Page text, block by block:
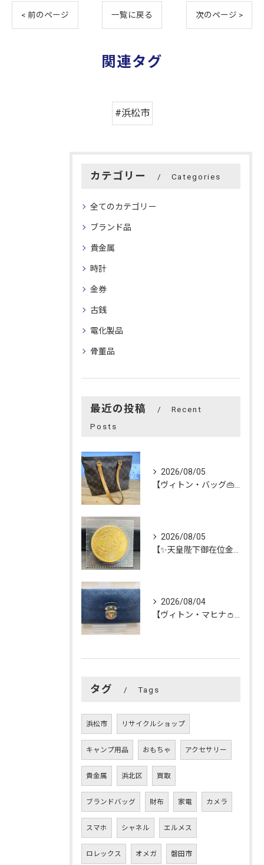
< 前のページ 一覧に戻る 次のページ >
関連タグ
#浜松市
カテゴリー Categories
全てのカテゴリー
ブランド品
貴金属
時計
金券
古銭
電化製品
骨董品
最近の投稿
Recent
Posts
2026/08/05
2026/08/05
2026/08/04
タグ Tags
浜松市 リサイクルショップ
キャンプ用品 おもちゃ アクセサリー
貴金属 浜北区 買取
ブランドバッグ 財布 家電 カメラ
スマホ シャネル エルメス
ロレックス オメガ 磐田市